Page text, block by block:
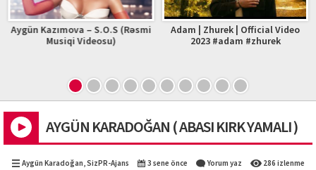
Aygün Kazımova – S.O.S (Rəsmi
Musiqi Videosu)
Adam | Zhurek | Official Video
2023 #adam #zhurek
AYGÜN KARADOĞAN ( ABASI KIRK YAMALI )
Aygün Karadoğan,SizPR-Ajans 3 sene önce Yorum yaz 286 izlenme